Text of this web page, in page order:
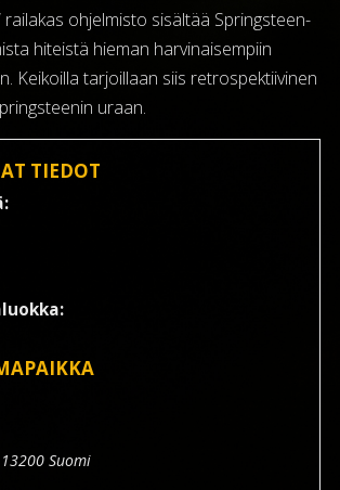
railakas ohjelmisto sisältää Springsteen-
hiteistä hieman harvinaisempiin
Keikoilla tarjoillaan siis retrospektiivinen
uraan.
TIEDOT
13200 Suomi